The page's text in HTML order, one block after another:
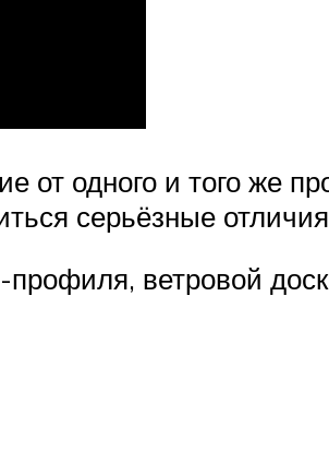
от одного и того же
серьёзные
ветровой